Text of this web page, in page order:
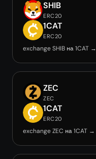
SHIB
ERC20
1CAT
ERC20
exchange SHIB на 1CAT →
ZEC
ZEC
1CAT
ERC20
exchange ZEC на 1CAT →